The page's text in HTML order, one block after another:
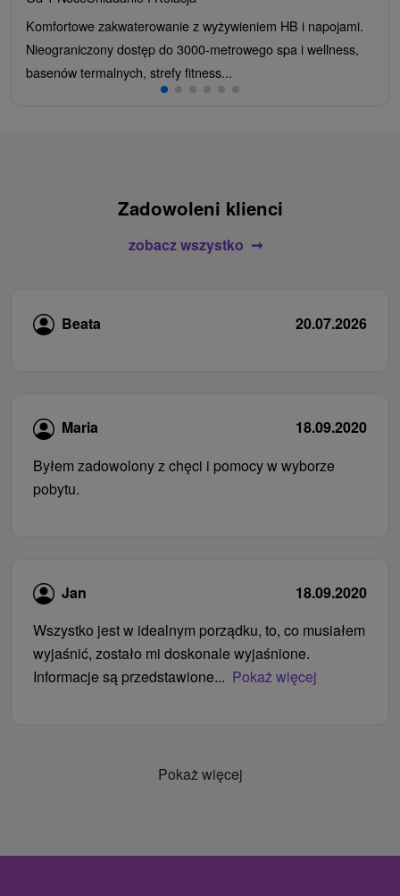
Komfortowe zakwaterowanie z wyżywieniem HB i napojami.
Nieograniczony dostęp do 3000-metrowego spa i wellness,
basenów termalnych, strefy fitness...
Zadowoleni klienci
zobacz wszystko
Beata 20.07.2026
Maria
18.09.2020
Byłem zadowolony z chęci i pomocy w wyborze
pobytu.
Jan
18.09.2020
Wszystko jest w idealnym porządku, to, co musiałem
wyjaśnić, zostało mi doskonale wyjaśnione.
Informacje są przedstawione... Pokaż więcej
Pokaż więcej